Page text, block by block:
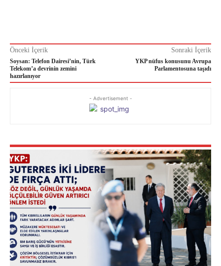
Önceki İçerik
Soysan: Telefon Dairesi’nin, Türk
Telekom’a devrinin zemini
hazırlanıyor
Sonraki İçerik
YKP nüfus konusunu Avrupa
Parlamentosuna taşıdı
- Advertisement -